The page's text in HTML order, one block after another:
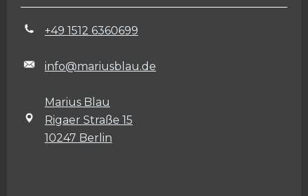
+49 1512 6360699
info@mariusblau.de
Marius Blau
Rigaer Straße 15
10247 Berlin